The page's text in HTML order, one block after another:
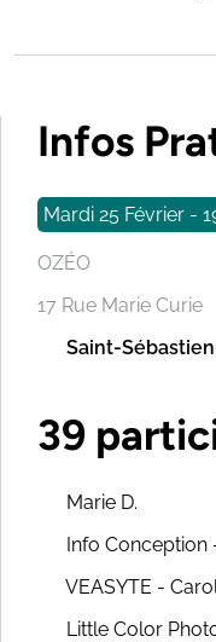
Infos
Mardi 25 Février -
OZÉO
17 Rue Marie Curie
Saint-
39
Marie D.
Info Conception
VEASYTE -
Little Color